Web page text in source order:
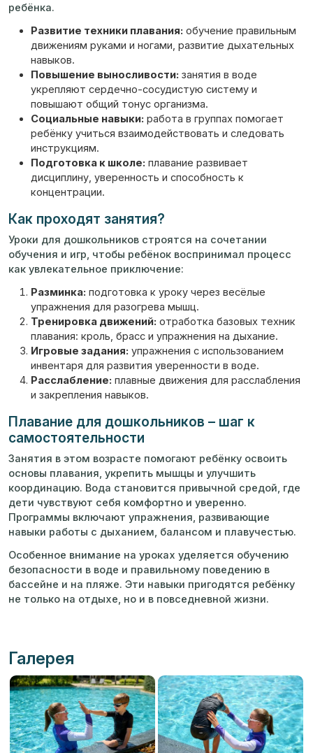
ребёнка.
Развитие техники плавания: обучение правильным
движениям руками и ногами, развитие дыхательных
навыков.
Повышение выносливости: занятия в воде
укрепляют сердечно-сосудистую систему и
повышают общий тонус организма.
Социальные навыки: работа в группах помогает
ребёнку учиться взаимодействовать и следовать
инструкциям.
Подготовка к школе: плавание развивает
дисциплину, уверенность и способность к
концентрации.
Как проходят занятия?
Уроки для дошкольников строятся на сочетании
обучения и игр, чтобы ребёнок воспринимал процесс
как увлекательное приключение:
Разминка: подготовка к уроку через весёлые
упражнения для разогрева мышц.
Тренировка движений: отработка базовых техник
плавания: кроль, брасс и упражнения на дыхание.
Игровые задания: упражнения с использованием
инвентаря для развития уверенности в воде.
Расслабление: плавные движения для расслабления
и закрепления навыков.
Плавание для дошкольников – шаг к
самостоятельности
Занятия в этом возрасте помогают ребёнку освоить
основы плавания, укрепить мышцы и улучшить
координацию. Вода становится привычной средой, где
дети чувствуют себя комфортно и уверенно.
Программы включают упражнения, развивающие
навыки работы с дыханием, балансом и плавучестью.
Особенное внимание на уроках уделяется обучению
безопасности в воде и правильному поведению в
бассейне и на пляже. Эти навыки пригодятся ребёнку
не только на отдыхе, но и в повседневной жизни.
Галерея